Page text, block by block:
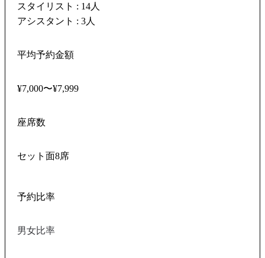
スタイリスト : 14人
アシスタント : 3人
平均予約金額
¥7,000〜¥7,999
座席数
セット面8席
予約比率
男女比率